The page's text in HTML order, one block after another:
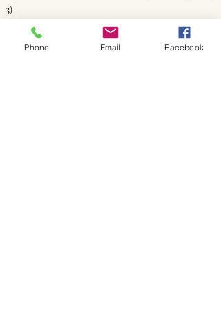
3)
Samstag,
um 14 Uhr gg. die SGM
Phone Email Facebook